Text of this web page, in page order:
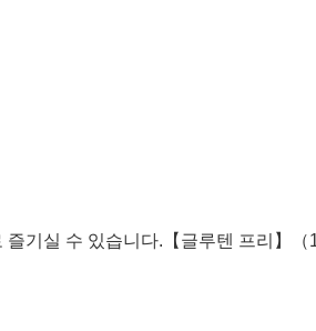
기실 수 있습니다.【글루텐 프리】（